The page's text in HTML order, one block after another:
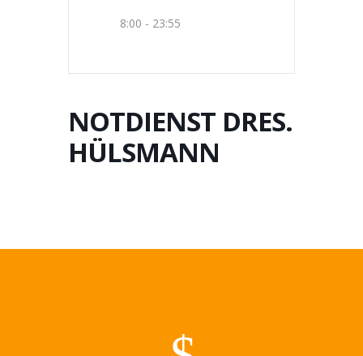
8:00 - 23:55
NOTDIENST DRES.
HÜLSMANN